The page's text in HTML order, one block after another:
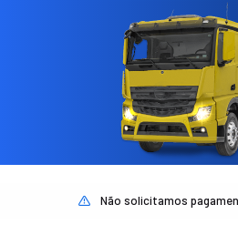
Não solicitamos